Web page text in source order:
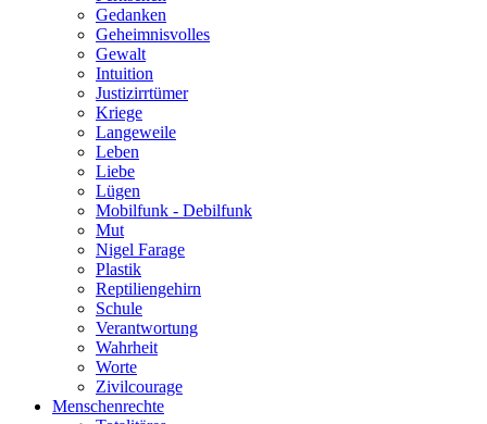
Gedanken
Geheimnisvolles
Gewalt
Intuition
Justizirrtümer
Kriege
Langeweile
Leben
Liebe
Lügen
Mobilfunk - Debilfunk
Mut
Nigel Farage
Plastik
Reptiliengehirn
Schule
Verantwortung
Wahrheit
Worte
Zivilcourage
Menschenrechte